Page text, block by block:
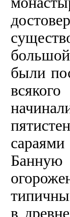
были
Банную
в